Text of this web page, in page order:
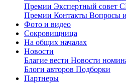
Премии Экспертный совет
Премии Контакты Вопросы
Фото и видео
Сокровищница
На общих началах
Новости
Благие вести Новости
Блоги авторов Подборки
Партнеры